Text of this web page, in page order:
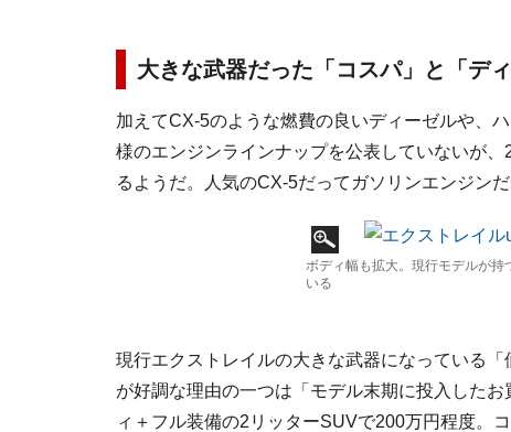
大きな武器だった「コスパ」と「ディ
加えてCX-5のような燃費の良いディーゼルや、
様のエンジンラインナップを公表していないが
るようだ。人気のCX-5だってガソリンエンジンだ
ボディ幅も拡大。現行モデルが持
いる
現行エクストレイルの大きな武器になっている
が好調な理由の一つは「モデル末期に投入した
ィ＋フル装備の2リッターSUVで200万円程度。